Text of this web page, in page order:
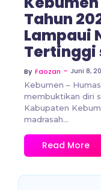
Tahun
Lampaui
Tertinggi
By Faozan ~ Juni 8,
Kebumen –
membuktikan diri
Kabupaten
madrasah...
Read More